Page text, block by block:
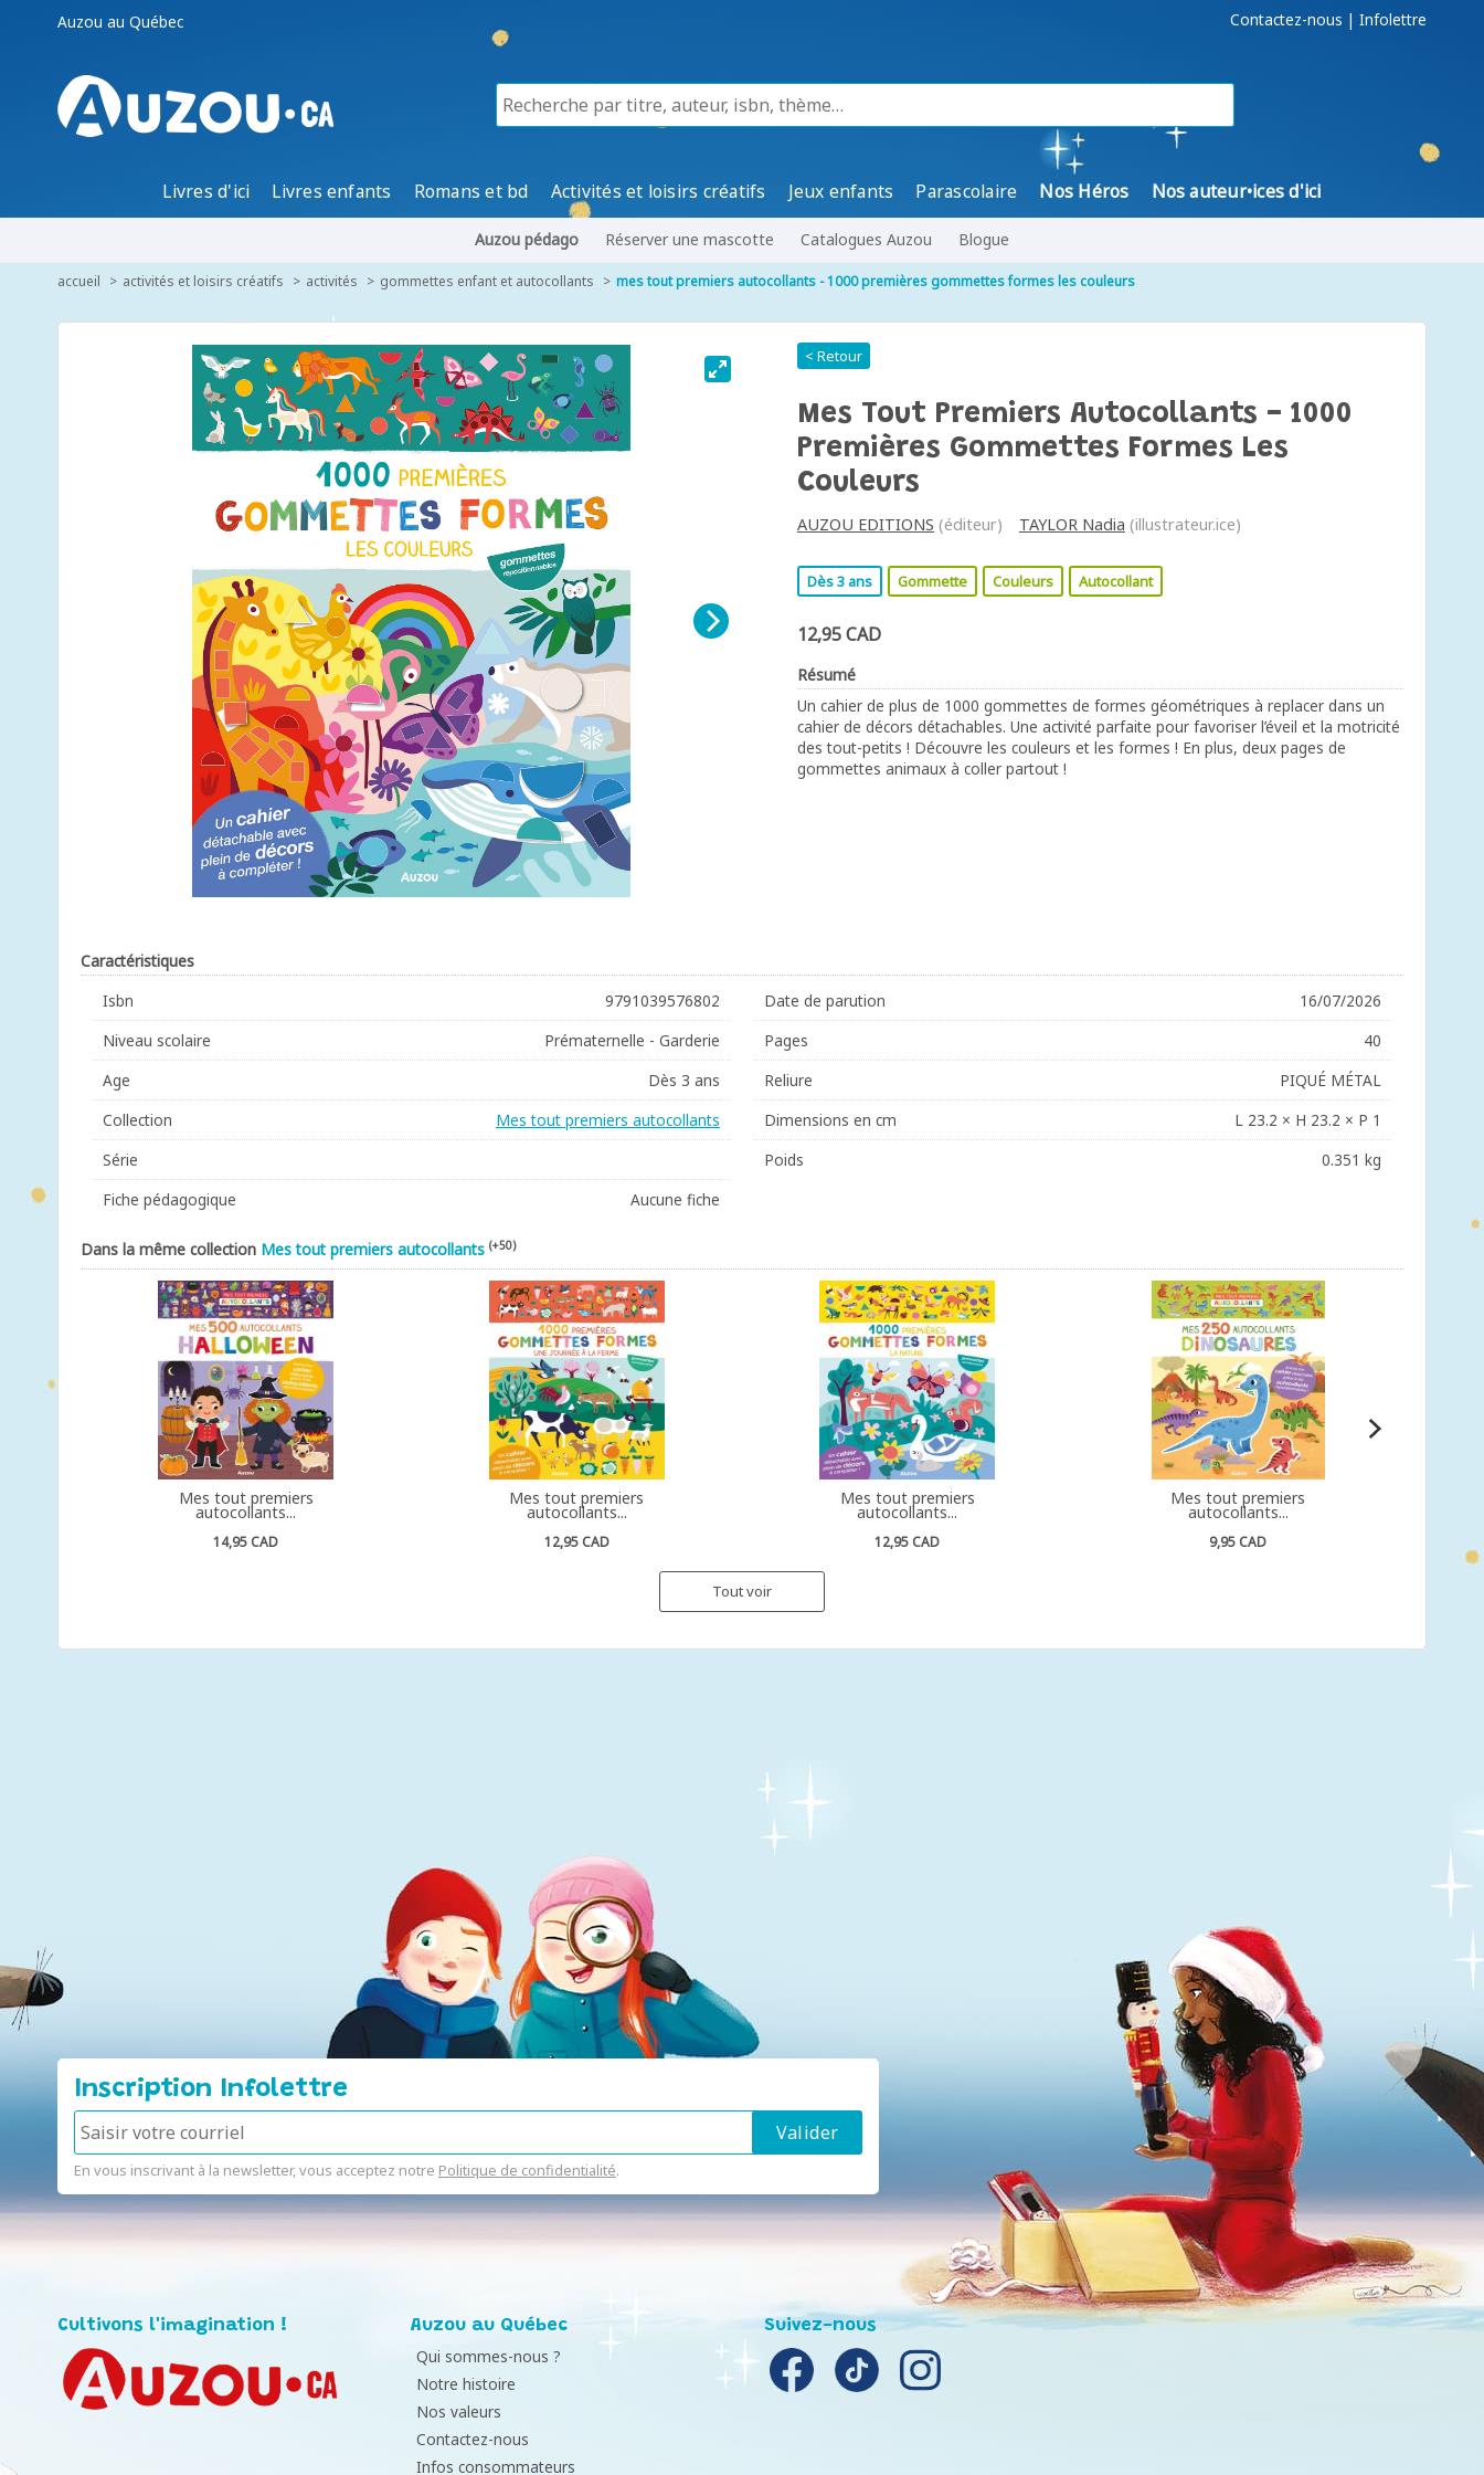
Auzou au Québec Contactez-nous | Infolettre
Livres d'ici Livres enfants Romans et bd Activités et loisirs créatifs Jeux enfants Parascolaire Nos Héros Nos auteur•ices d'ici
Auzou pédago Réserver une mascotte Catalogues Auzou Blogue
accueil activités et loisirs créatifs activités gommettes enfant et autocollants mes tout premiers autocollants - 1000 premières gommettes formes les couleurs
< Retour
Mes Tout Premiers Autocollants - 1000
Premières Gommettes Formes Les
Couleurs
AUZOU EDITIONS (éditeur) TAYLOR Nadia (illustrateur.ice)
Dès 3 ans Gommette Couleurs Autocollant
12,95 CAD
Résumé
Un cahier de plus de 1000 gommettes de formes géométriques à replacer dans un
cahier de décors détachables. Une activité parfaite pour favoriser l’éveil et la motricité
des tout-petits ! Découvre les couleurs et les formes ! En plus, deux pages de
gommettes animaux à coller partout !
Caractéristiques
Isbn
9791039576802
Niveau scolaire
Prématernelle - Garderie
Age
Dès 3 ans
Collection
Mes tout premiers autocollants
Série
Fiche pédagogique
Aucune fiche
Date de parution
16/07/2026
Pages
40
Reliure
PIQUÉ MÉTAL
Dimensions en cm
L 23.2 × H 23.2 × P 1
Poids
0.351 kg
Dans la même collection Mes tout premiers autocollants (+50)
Mes tout premiers
autocollants...
14,95 CAD
Mes tout premiers
autocollants...
12,95 CAD
Mes tout premiers
autocollants...
12,95 CAD
Mes tout premiers
autocollants...
9,95 CAD
Tout voir
Inscription Infolettre
En vous inscrivant à la newsletter, vous acceptez notre Politique de confidentialité.
Cultivons l'imagination ! Auzou au Québec
Qui sommes-nous ?
Notre histoire
Nos valeurs
Contactez-nous
Infos consommateurs
Suivez-nous